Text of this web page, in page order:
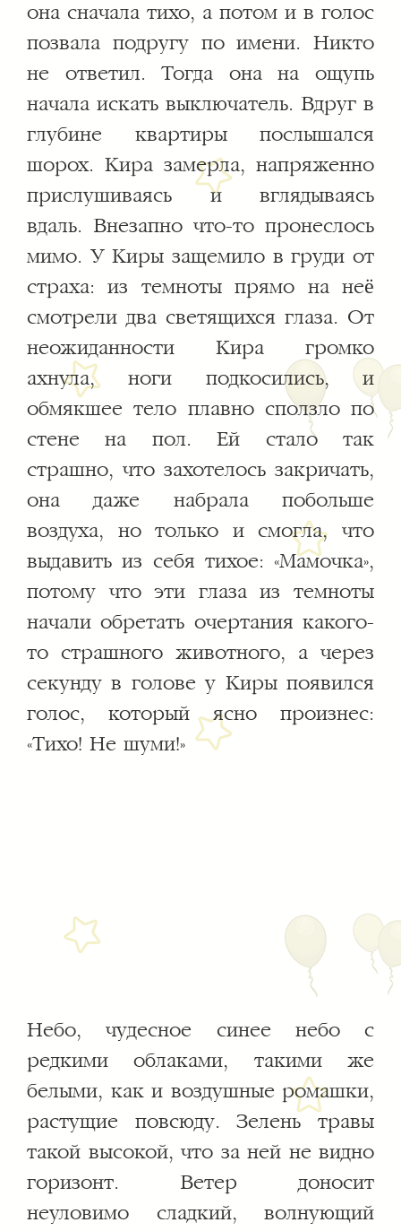
она сначала тихо, а потом и в голос
позвала подругу по имени. Никто
не ответил. Тогда она на ощупь
начала искать выключатель. Вдруг в
глубине квартиры послышался
шорох. Кира замерла, напряженно
прислушиваясь и вглядываясь
вдаль. Внезапно что-то пронеслось
мимо. У Киры защемило в груди от
страха: из темноты прямо на неё
смотрели два светящихся глаза. От
неожиданности Кира громко
ахнула, ноги подкосились, и
обмякшее тело плавно сползло по
стене на пол. Ей стало так
страшно, что захотелось закричать,
она даже набрала побольше
воздуха, но только и смогла, что
выдавить из себя тихое: «Мамочка»,
потому что эти глаза из темноты
начали обретать очертания какого-
то страшного животного, а через
секунду в голове у Киры появился
голос, который ясно произнес:
«Тихо! Не шуми!»
Небо, чудесное синее небо с
редкими облаками, такими же
белыми, как и воздушные ромашки,
растущие повсюду. Зелень травы
такой высокой, что за ней не видно
горизонт. Ветер доносит
неуловимо сладкий, волнующий